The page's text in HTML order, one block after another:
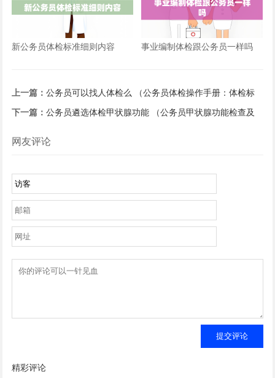
新公务员体检标准细则内容 事业编制体检跟公务员一样吗
上一篇：公务员可以找人体检么 （公务员体检操作手册：体检标
准和注意事项）
下一篇：公务员遴选体检甲状腺功能 （公务员甲状腺功能检查及
网友评论
提交评论
精彩评论